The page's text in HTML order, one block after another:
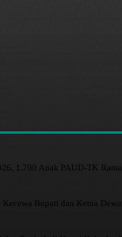
1.700 Anak PAUD-TK
Bupati dan Ketua